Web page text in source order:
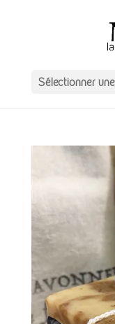
Sélectionner